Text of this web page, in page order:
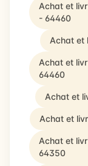
Achat et
- 64460
Achat et
Achat et
64460
Achat et
Achat et
Achat et
64350